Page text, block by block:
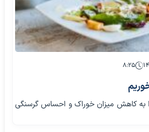
۸:۲۵
به کاهش میزان خوراک و احساس گرسنگی